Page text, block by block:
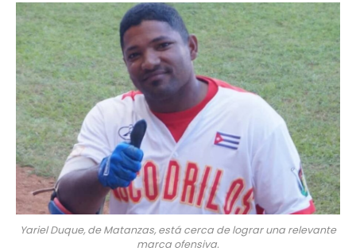
Yariel Duque, de Matanzas, está cerca de lograr una relevante
marca ofensiva.